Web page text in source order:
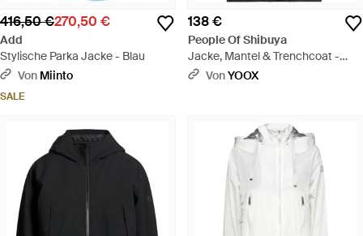
416,50 €270,50 €
Add
Stylische Parka Jacke - Blau
Von Miinto
SALE
138 €
People Of Shibuya
Jacke, Mantel & Trenchcoat -
Schwarz
VonYOOX